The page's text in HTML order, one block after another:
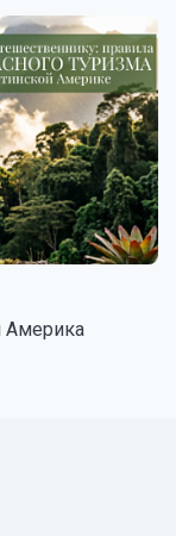
Америка